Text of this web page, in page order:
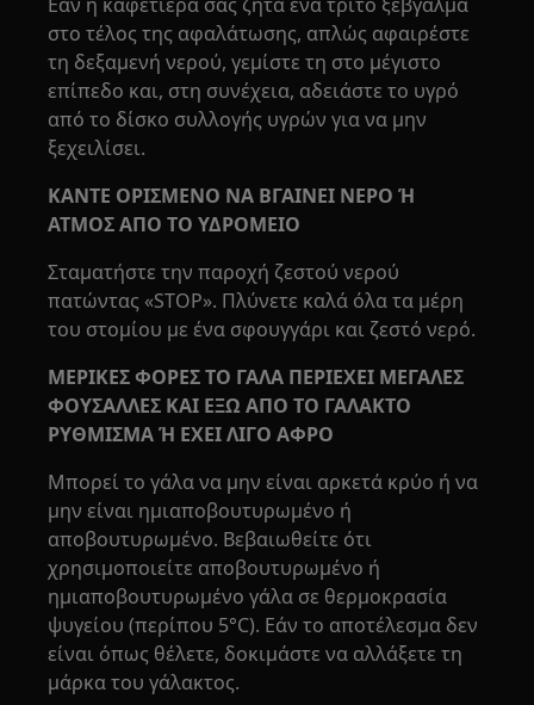
στο τέλος της αφαλάτωσης, απλώς αφαιρέστε
τη δεξαμενή νερού, γεμίστε τη στο μέγιστο
επίπεδο και, στη συνέχεια, αδειάστε το υγρό
από το δίσκο συλλογής υγρών για να μην
ξεχειλίσει.
ΚΑΝΤΕ ΟΡΙΣΜΕΝΟ ΝΑ ΒΓΑΙΝΕΙ ΝΕΡΟ Ή
ΑΤΜΟΣ ΑΠΟ ΤΟ ΥΔΡΟΜΕΙΟ
Σταματήστε την παροχή ζεστού νερού
πατώντας «STOP». Πλύνετε καλά όλα τα μέρη
του στομίου με ένα σφουγγάρι και ζεστό νερό.
ΜΕΡΙΚΕΣ ΦΟΡΕΣ ΤΟ ΓΑΛΑ ΠΕΡΙΕΧΕΙ ΜΕΓΑΛΕΣ
ΦΟΥΣΑΛΛΕΣ ΚΑΙ ΕΞΩ ΑΠΟ ΤΟ ΓΑΛΑΚΤΟ
ΡΥΘΜΙΣΜΑ Ή ΕΧΕΙ ΛΙΓΟ ΑΦΡΟ
Μπορεί το γάλα να μην είναι αρκετά κρύο ή να
μην είναι ημιαποβουτυρωμένο ή
αποβουτυρωμένο. Βεβαιωθείτε ότι
χρησιμοποιείτε αποβουτυρωμένο ή
ημιαποβουτυρωμένο γάλα σε θερμοκρασία
ψυγείου (περίπου 5°C). Εάν το αποτέλεσμα δεν
είναι όπως θέλετε, δοκιμάστε να αλλάξετε τη
μάρκα του γάλακτος.